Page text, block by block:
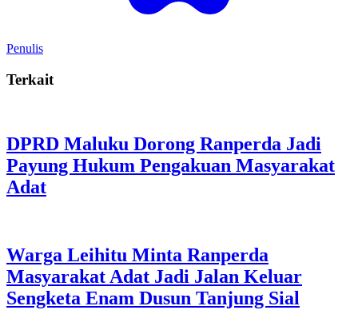
Penulis
Terkait
DPRD Maluku Dorong Ranperda Jadi
Payung Hukum Pengakuan Masyarakat
Adat
Warga Leihitu Minta Ranperda
Masyarakat Adat Jadi Jalan Keluar
Sengketa Enam Dusun Tanjung Sial